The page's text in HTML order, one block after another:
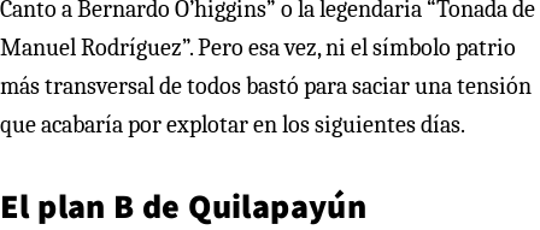
Canto a Bernardo O’higgins” o la legendaria “Tonada de
Manuel Rodríguez”. Pero esa vez, ni el símbolo patrio
más transversal de todos bastó para saciar una tensión
que acabaría por explotar en los siguientes días.
El plan B de Quilapayún